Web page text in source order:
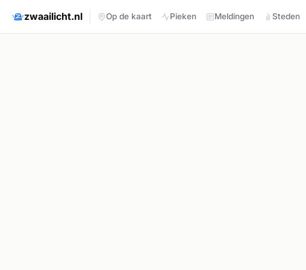
zwaailicht.nl Op de kaart Pieken Meldingen Steden